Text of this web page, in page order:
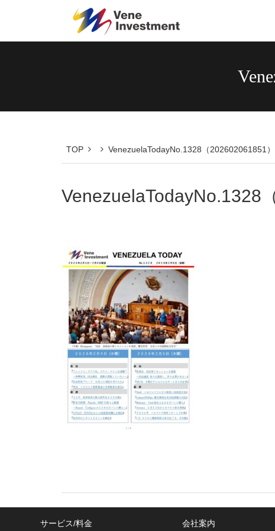
TOP VenezuelaTodayNo.1328（202602061851）
VenezuelaTodayNo.1328
サービス/料金 会社案内